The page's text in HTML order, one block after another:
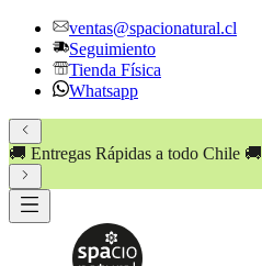
ventas@spacionatural.cl
Seguimiento
Tienda Física
Whatsapp
🚚 Entregas Rápidas a todo Chile 🚚